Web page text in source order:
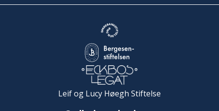
Leif og Lucy Høegh Stiftelse